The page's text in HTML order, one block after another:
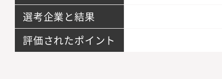
選考企業と結果
評価されたポイント